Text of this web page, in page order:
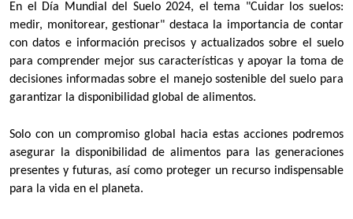
En el Día Mundial del Suelo 2024, el tema "Cuidar los suelos:
medir, monitorear, gestionar" destaca la importancia de contar
con datos e información precisos y actualizados sobre el suelo
para comprender mejor sus características y apoyar la toma de
decisiones informadas sobre el manejo sostenible del suelo para
garantizar la disponibilidad global de alimentos.
Solo con un compromiso global hacia estas acciones podremos
asegurar la disponibilidad de alimentos para las generaciones
presentes y futuras, así como proteger un recurso indispensable
para la vida en el planeta.